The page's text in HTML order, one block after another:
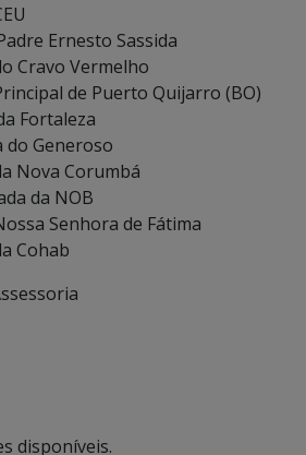
Ernesto Sassida
Cravo Vermelho
de Puerto Quijarro (BO)
Fortaleza
do Generoso
Nova Corumbá
da NOB
Senhora de Fátima
Cohab
disponíveis.